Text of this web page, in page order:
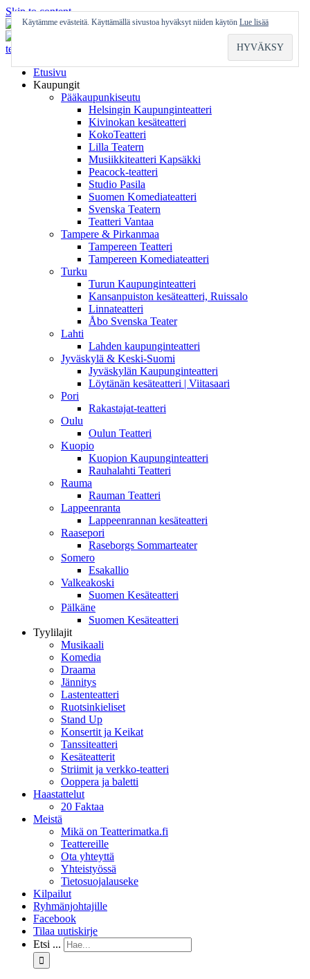
Skip to content
Etusivu
Kaupungit
Pääkaupunkiseutu
Helsingin Kaupunginteatteri
Kivinokan kesäteatteri
KokoTeatteri
Lilla Teatern
Musiikkiteatteri Kapsäkki
Peacock-teatteri
Studio Pasila
Suomen Komediateatteri
Svenska Teatern
Teatteri Vantaa
Tampere & Pirkanmaa
Tampereen Teatteri
Tampereen Komediateatteri
Turku
Turun Kaupunginteatteri
Kansanpuiston kesäteatteri, Ruissalo
Linnateatteri
Åbo Svenska Teater
Lahti
Lahden kaupunginteatteri
Jyväskylä & Keski-Suomi
Jyväskylän Kaupunginteatteri
Löytänän kesäteatteri | Viitasaari
Pori
Rakastajat-teatteri
Oulu
Oulun Teatteri
Kuopio
Kuopion Kaupunginteatteri
Rauhalahti Teatteri
Rauma
Rauman Teatteri
Lappeenranta
Lappeenrannan kesäteatteri
Raasepori
Raseborgs Sommarteater
Somero
Esakallio
Valkeakoski
Suomen Kesäteatteri
Pälkäne
Suomen Kesäteatteri
Tyylilajit
Musikaali
Komedia
Draama
Jännitys
Lastenteatteri
Ruotsinkieliset
Stand Up
Konsertit ja Keikat
Tanssiteatteri
Kesäteatterit
Striimit ja verkko-teatteri
Ooppera ja baletti
Haastattelut
20 Faktaa
Meistä
Mikä on Teatterimatka.fi
Teattereille
Ota yhteyttä
Yhteistyössä
Tietosuojalauseke
Kilpailut
Ryhmänjohtajille
Facebook
Tilaa uutiskirje
Etsi ...
Käytämme evästeitä. Käyttämällä sivustoa hyväksyt niiden käytön Lue lisää